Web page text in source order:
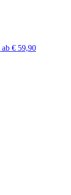
ab € 59,90